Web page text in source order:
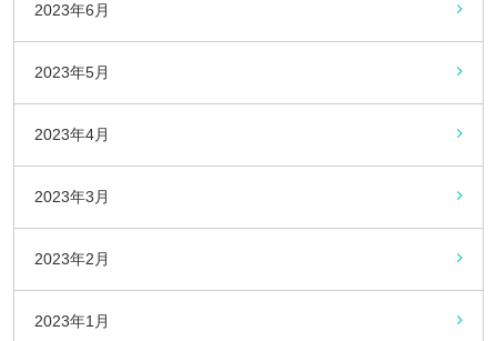
2023年6月
2023年5月
2023年4月
2023年3月
2023年2月
2023年1月